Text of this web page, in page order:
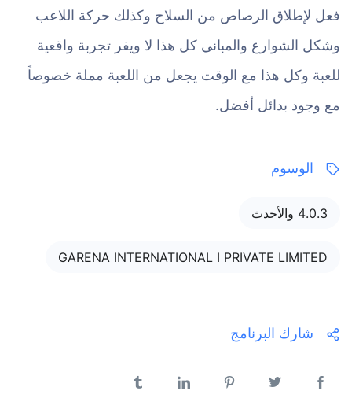
فعل لإطلاق الرصاص من السلاح وكذلك حركة اللاعب
وشكل الشوارع والمباني كل هذا لا ويفر تجربة واقعية
للعبة وكل هذا مع الوقت يجعل من اللعبة مملة خصوصاً
مع وجود بدائل أفضل.
الوسوم
4.0.3 والأحدث
GARENA INTERNATIONAL I PRIVATE LIMITED
شارك البرنامج